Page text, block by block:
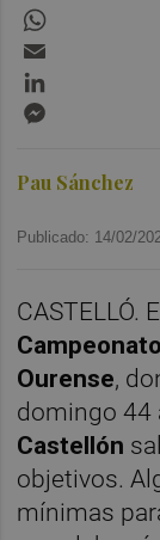
Pau Sánchez
Publicado: 14/02/
CASTELLÓ.
Ourense,
domingo 44
Castellón
objetivos.
mínimas